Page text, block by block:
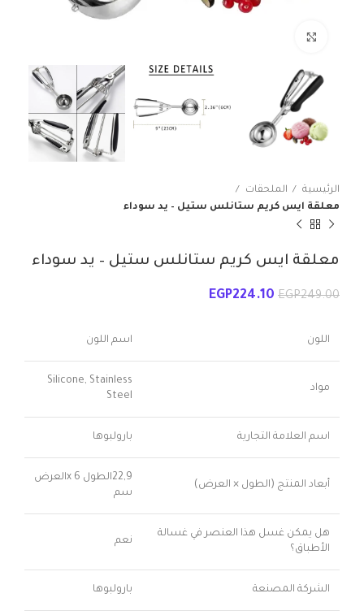
الرئيسية
الملحقات
معلقة ايس كريم ستانلس ستيل – يد سوداء
معلقة ايس كريم ستانلس ستيل – يد سوداء
EGP249.00
EGP224.10
اللون اسم اللون
مواد
Silicone, Stainless
Steel
اسم العلامة التجارية بارولبوها
أبعاد المنتج (الطول × العرض)
22,9الطول x 6العرض
سم
هل يمكن غسل هذا العنصر في غسالة
الأطباق؟
نعم
الشركة المصنعة بارولبوها